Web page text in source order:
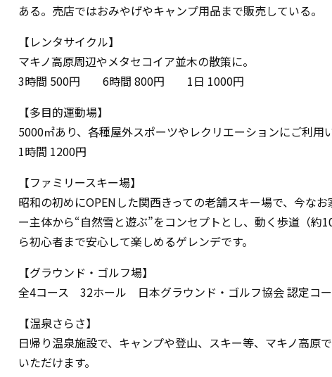
ある。売店ではおみやげやキャンプ用品まで販売している。
【レンタサイクル】
マキノ高原周辺やメタセコイア並木の散策に。
3時間 500円 6時間 800円 1日 1000円
【多目的運動場】
5000㎡あり、各種屋外スポーツやレクリエーションにご利用
1時間 1200円
【ファミリースキー場】
昭和の初めにOPENした関西きっての老舗スキー場で、今な
ー主体から“自然雪と遊ぶ”をコンセプトとし、動く歩道（
ら初心者まで安心して楽しめるゲレンデです。
【グラウンド・ゴルフ場】
全4コース 32ホール 日本グラウンド・ゴルフ協会 認定コー
【温泉さらさ】
日帰り温泉施設で、キャンプや登山、スキー等、マキノ高原
いただけます。